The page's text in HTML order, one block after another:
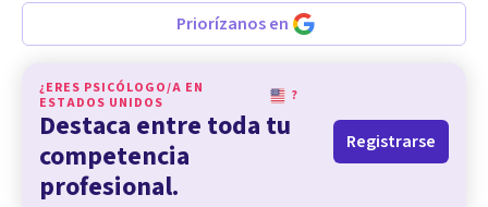
Priorízanos en
¿ERES PSICÓLOGO/A EN
ESTADOS UNIDOS
?
Destaca entre toda tu
competencia
profesional.
Registrarse